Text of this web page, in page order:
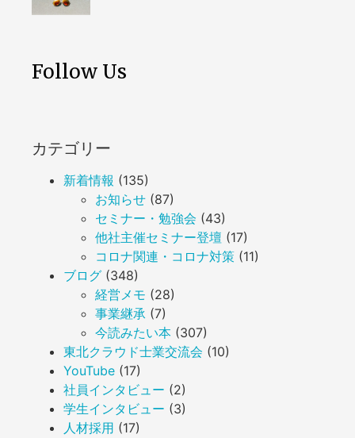
Follow Us
カテゴリー
新着情報 (135)
お知らせ (87)
セミナー・勉強会 (43)
他社主催セミナー登壇 (17)
コロナ関連・コロナ対策 (11)
ブログ (348)
経営メモ (28)
事業継承 (7)
今読みたい本 (307)
東北クラウド士業交流会 (10)
YouTube (17)
社員インタビュー (2)
学生インタビュー (3)
人材採用 (17)